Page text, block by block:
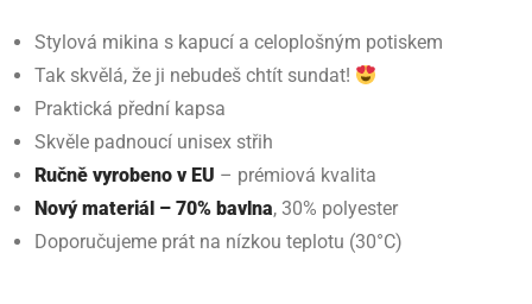
Stylová mikina s kapucí a celoplošným potiskem
Tak skvělá, že ji nebudeš chtít sundat!
Praktická přední kapsa
Skvěle padnoucí unisex střih
Ručně vyrobeno v EU – prémiová kvalita
Nový materiál – 70% bavlna, 30% polyester
Doporučujeme prát na nízkou teplotu (30°C)